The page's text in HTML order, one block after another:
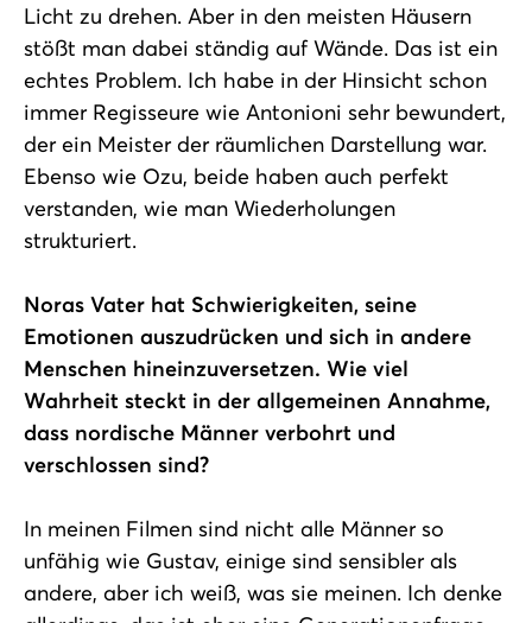
Licht zu drehen. Aber in den meisten Häusern
stößt man dabei ständig auf Wände. Das ist ein
echtes Problem. Ich habe in der Hinsicht schon
immer Regisseure wie Antonioni sehr bewundert,
der ein Meister der räumlichen Darstellung war.
Ebenso wie Ozu, beide haben auch perfekt
verstanden, wie man Wiederholungen
strukturiert.
Noras Vater hat Schwierigkeiten, seine
Emotionen auszudrücken und sich in andere
Menschen hineinzuversetzen. Wie viel
Wahrheit steckt in der allgemeinen Annahme,
dass nordische Männer verbohrt und
verschlossen sind?
In meinen Filmen sind nicht alle Männer so
unfähig wie Gustav, einige sind sensibler als
andere, aber ich weiß, was sie meinen. Ich denke